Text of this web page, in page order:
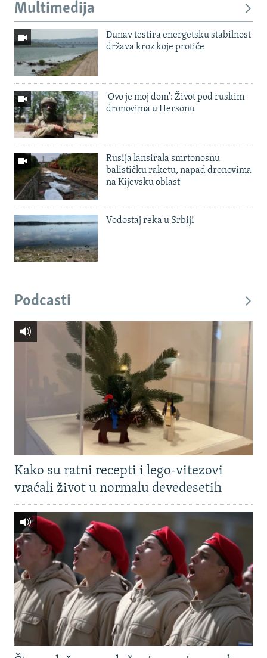
Multimedija
Dunav testira energetsku stabilnost
država kroz koje protiče
'Ovo je moj dom': Život pod ruskim
dronovima u Hersonu
Rusija lansirala smrtonosnu
balističku raketu, napad dronovima
na Kijevsku oblast
Vodostaj reka u Srbiji
Podcasti
Kako su ratni recepti i lego-vitezovi
vraćali život u normalu devedesetih